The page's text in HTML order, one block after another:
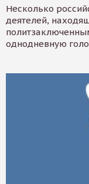
Несколько
деятелей,
однодневную